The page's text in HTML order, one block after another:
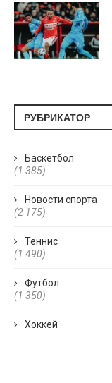
РУБРИКАТОР
Баскетбол
(1 385)
Новости спорта
(2 175)
Теннис
(1 490)
Футбол
(1 350)
Хоккей